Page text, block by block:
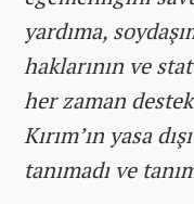
yardıma,
haklarının ve
her zaman
Kırım’ın yasa
tanımadı ve